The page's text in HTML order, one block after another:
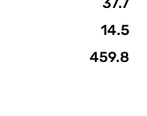
14.5
459.8